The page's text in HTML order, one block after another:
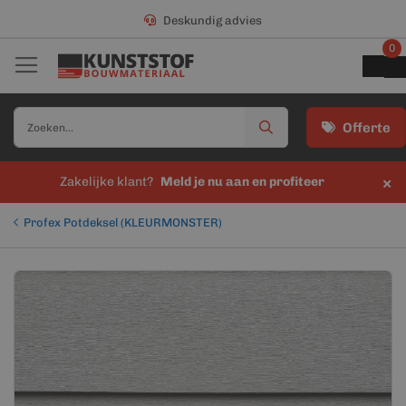
Deskundig advies
Offerte
0
Zakelijke klant? Meld je nu aan en profiteer ×
Profex Potdeksel (KLEURMONSTER)
Ga
naar
einde
de
Ga
naar
begin
de